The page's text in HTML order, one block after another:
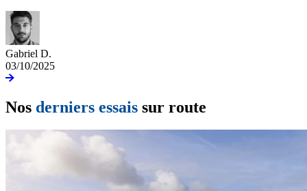
Gabriel D.
03/10/2025
Nos derniers essais sur route